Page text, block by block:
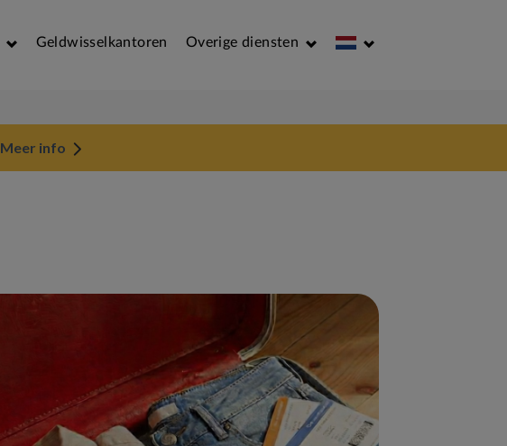
Geldwisselkantoren Overige diensten
Meer info